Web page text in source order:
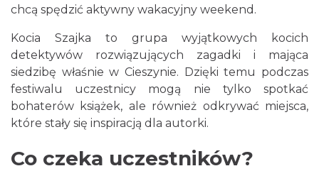
2026-08-28
1.62 km
chcą spędzić aktywny wakacyjny weekend.
Kocia Szajka to grupa wyjątkowych kocich
detektywów rozwiązujących zagadki i mająca
siedzibę właśnie w Cieszynie. Dzięki temu podczas
festiwalu uczestnicy mogą nie tylko spotkać
bohaterów książek, ale również odkrywać miejsca,
które stały się inspiracją dla autorki.
Co czeka uczestników?